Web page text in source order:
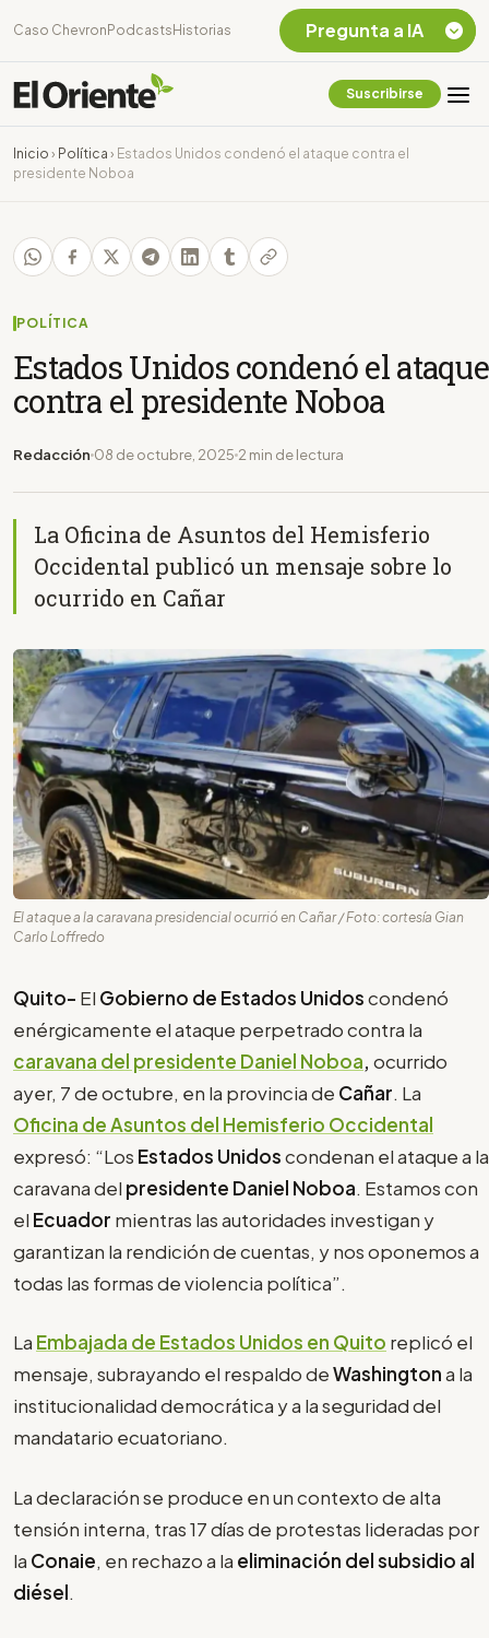
Caso Chevron Podcasts Historias
Suscribirse
Inicio › Política › Estados Unidos condenó el ataque contra el
presidente Noboa
POLÍTICA
Estados Unidos condenó el ataque
contra el presidente Noboa
Redacción 08 de octubre, 2025 2 min de lectura
La Oficina de Asuntos del Hemisferio
Occidental publicó un mensaje sobre lo
ocurrido en Cañar
El ataque a la caravana presidencial ocurrió en Cañar / Foto: cortesía Gian
Carlo Loffredo
Quito- El Gobierno de Estados Unidoscondenó
enérgicamente el ataque perpetrado contra la
caravana del presidente Daniel Noboa, ocurrido
ayer, 7 de octubre, en la provincia de Cañar. La
Oficina de Asuntos del Hemisferio Occidental
expresó: “Los Estados Unidoscondenan el ataque a la
caravana del presidente Daniel Noboa. Estamos con
el Ecuador mientras las autoridades investigan y
garantizan la rendición de cuentas, y nos oponemos a
todas las formas de violencia política”.
La Embajada de Estados Unidos en Quito replicó el
mensaje, subrayando el respaldo deWashingtona la
institucionalidad democrática y a la seguridad del
mandatario ecuatoriano.
La declaración se produce en un contexto de alta
tensión interna, tras 17 días de protestas lideradas por
la Conaie, en rechazo a la eliminación del subsidio al
diésel.
Pregunta a IA
Chevron Ecuador